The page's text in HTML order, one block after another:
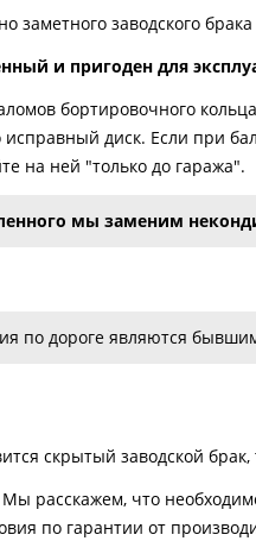
заметного заводского
и пригоден для
бортировочного
диск. Если при
на ней "только до гаража".
мы заменим
по дороге являются
скрытый заводской брак,
расскажем, что
по гарантии от